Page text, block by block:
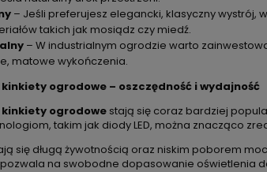
– Jeśli preferujesz elegancki, klasyczny wystrój,
takich jak mosiądz czy miedź.
– W industrialnym ogrodzie warto
matowe wykończenia.
ogrodowe – oszczędność i wydajność
ogrodowe stają się coraz bardziej
takim jak diody LED, można znacząco
się długą żywotnością oraz niskim poborem
na swobodne dopasowanie oświetlenia